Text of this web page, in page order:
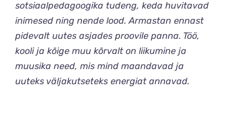
sotsiaalpedagoogika tudeng, keda huvitavad
inimesed ning nende lood. Armastan ennast
pidevalt uutes asjades proovile panna. Töö,
kooli ja kõige muu kõrvalt on liikumine ja
muusika need, mis mind maandavad ja
uuteks väljakutseteks energiat annavad.